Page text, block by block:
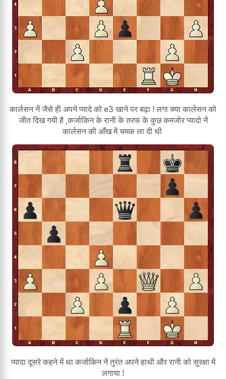
कार्लसन नें जैसे ही अपने प्यादे को e3 खाने पर बढ़ा ! लगा क्या कार्लसन को
जीत दिख गयी है ,कर्जाकिन के रानी के तरफ के कुछ कमजोर प्यादो नें
कार्लसन की आँख में चमक ला दी थी
प्यादा दूसरे कहने में था कर्जाकिन नें तुरंत अपने हाथी और रानी को सुरक्षा में
लगाया !